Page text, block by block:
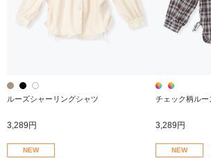
ルーズシャーリングシャツ
3,289円
チェック柄ルー
3,289円
NEW NEW